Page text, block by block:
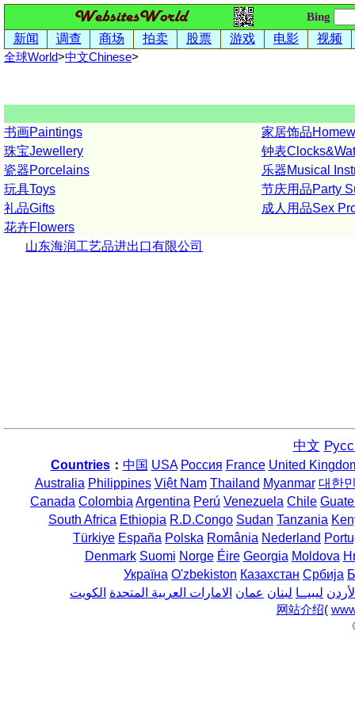
Bing
新闻 调查 商场 拍卖 股票 游戏 电影 视频
全球World>中文Chinese>
书画Paintings
珠宝Jewellery
瓷器Porcelains
玩具Toys
礼品Gifts
花卉Flowers
家居饰品
钟表
乐器Musical
节庆用品Party
成人用品Sex
山东海润工艺品进出口有限公司
中文
Countries： 中国 USA Россия France United
Australia Philippines Việt Nam Thailand Myanmar 대한
Canada Colombia Argentina Perú Venezuela Chile
South Africa Ethiopia R.D.Congo Sudan Tanzania
Türkiye España Polska România Nederland
Denmark Suomi Norge Éire Georgia Moldova
Україна O'zbekiston Казахстан Србија
ليبيــا لبنان عمان الامارات العربية المتحدة الكويت
网站介绍(